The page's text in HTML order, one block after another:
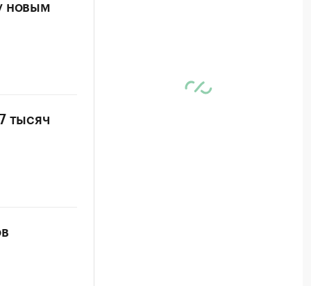
новым
тысяч